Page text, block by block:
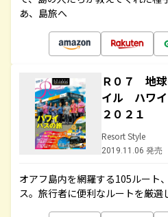
あ、島旅へ
Ｒ０７ 地
イル ハワ
２０２１
Resort Style
2019.11.06 発売
オアフ島内を網羅する105ルート
ス。旅行者に便利なルートを厳選